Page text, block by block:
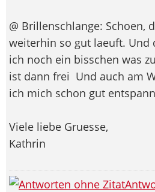
@ Brillenschlange: Schoen,
weiterhin so gut laeuft. Und
ich noch ein bisschen was
ist dann frei Und auch am
ich mich schon gut
Viele liebe Gruesse,
Kathrin